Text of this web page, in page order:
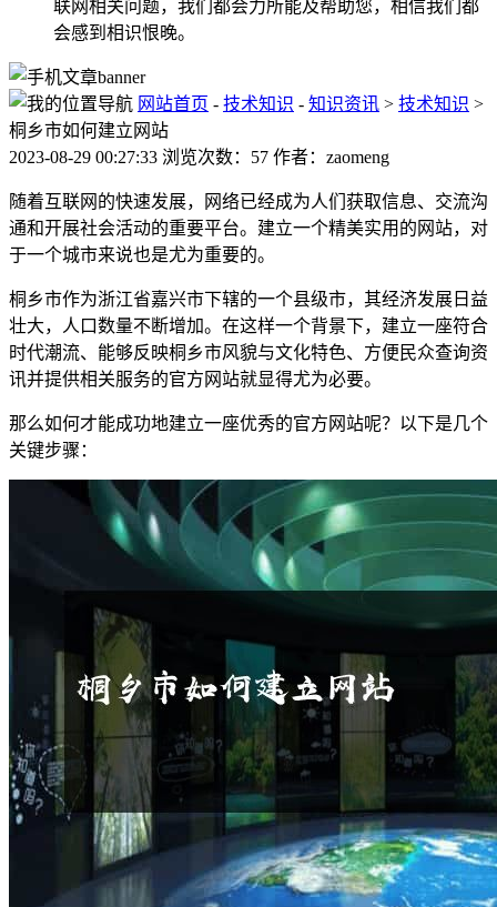
联网相关问题，我们都会力所能及帮助您，相信我们都
会感到相识恨晚。
网站首页 - 技术知识 - 知识资讯 > 技术知识 >
桐乡市如何建立网站
2023-08-29 00:27:33 浏览次数：57 作者：zaomeng
随着互联网的快速发展，网络已经成为人们获取信息、交流沟
通和开展社会活动的重要平台。建立一个精美实用的网站，对
于一个城市来说也是尤为重要的。
桐乡市作为浙江省嘉兴市下辖的一个县级市，其经济发展日益
壮大，人口数量不断增加。在这样一个背景下，建立一座符合
时代潮流、能够反映桐乡市风貌与文化特色、方便民众查询资
讯并提供相关服务的官方网站就显得尤为必要。
那么如何才能成功地建立一座优秀的官方网站呢？以下是几个
关键步骤：